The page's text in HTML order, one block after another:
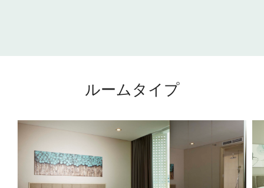
ルームタイプ